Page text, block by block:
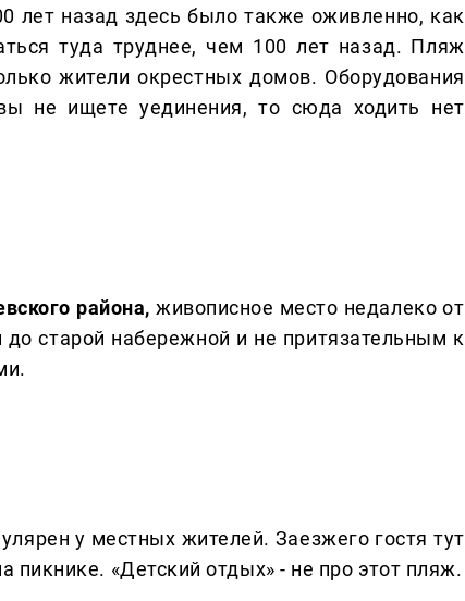
лет назад здесь было также оживленно, как
туда труднее, чем 100 лет назад. Пляж
жители окрестных домов. Оборудования
не ищете уединения, то сюда ходить нет
района, живописное место недалеко от
старой набережной и не притязательным к
у местных жителей. Заезжего гостя тут
«Детский отдых» - не про этот пляж.